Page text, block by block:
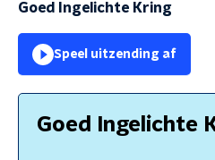
Goed Ingelichte Kring
Speel uitzending af
Goed Ingelichte